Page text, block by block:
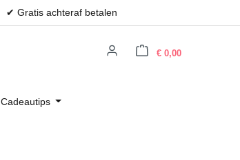
✔ Gratis achteraf betalen
€ 0,00
Cadeautips